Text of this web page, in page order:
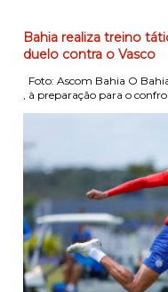
Bahia realiza treino
duelo contra o Vasco
Foto: Ascom Bahia O
, à preparação para o